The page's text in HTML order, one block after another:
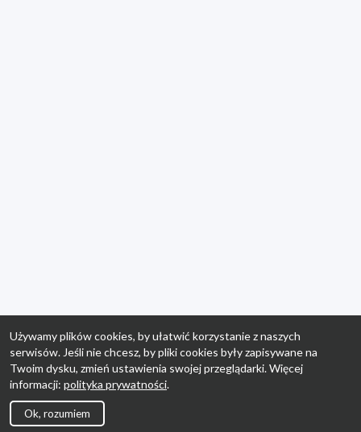
Używamy plików cookies, by ułatwić korzystanie z naszych
serwisów. Jeśli nie chcesz, by pliki cookies były zapisywane na
Twoim dysku, zmień ustawienia swojej przeglądarki. Więcej
informacji: polityka prywatności.
Ok, rozumiem